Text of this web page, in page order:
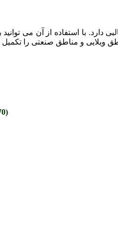
جالبی دارد. با استفاده از آن
ویلایی و مناطق صنعتی را تکمیل
(s130، s175 ، s185 ، s205 ، s220 ، s250 ، s300 ، s330 ، s450 ، s650 ، s770)